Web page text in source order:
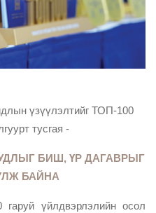
үзүүлэлтийг ТОП-100
тусгая -
БИШ, ҮР ДАГАВРЫГ
БАЙНА
үйлдвэрлэлийн осол